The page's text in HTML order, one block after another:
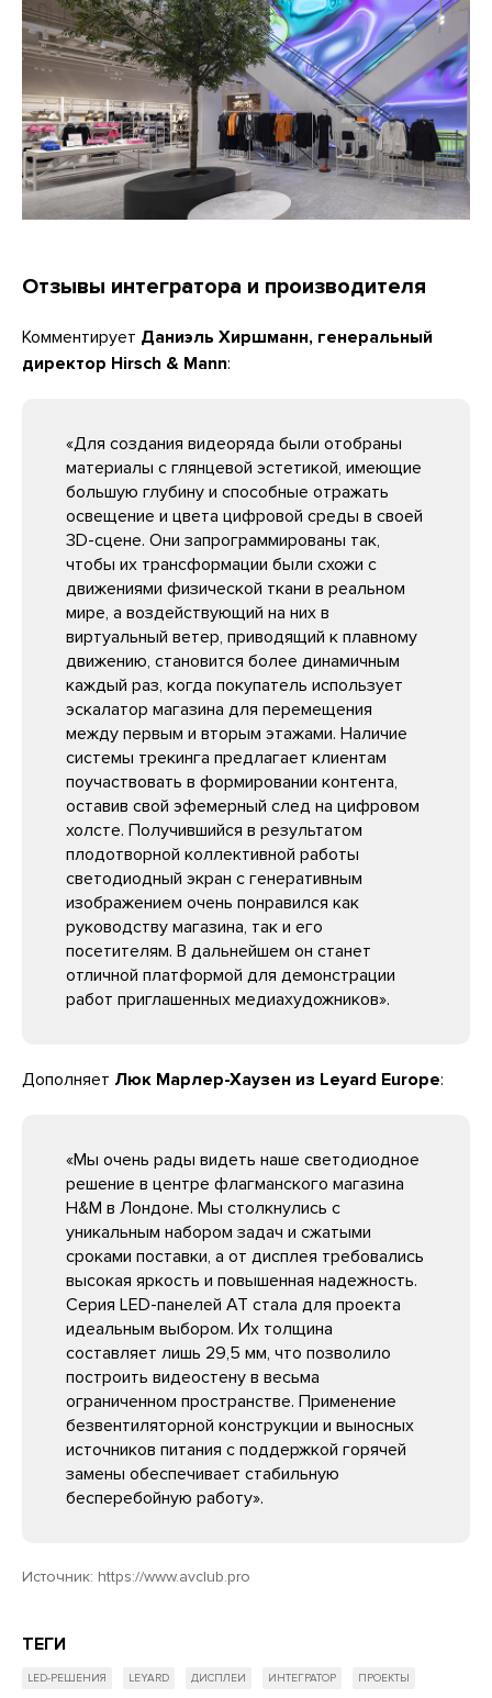
Отзывы интегратора и производителя
Комментирует Даниэль Хиршманн, генеральный
директор Hirsch & Mann:
«Для создания видеоряда были отобраны
материалы с глянцевой эстетикой, имеющие
большую глубину и способные отражать
освещение и цвета цифровой среды в своей
3D-сцене. Они запрограммированы так,
чтобы их трансформации были схожи с
движениями физической ткани в реальном
мире, а воздействующий на них в
виртуальный ветер, приводящий к плавному
движению, становится более динамичным
каждый раз, когда покупатель использует
эскалатор магазина для перемещения
между первым и вторым этажами. Наличие
системы трекинга предлагает клиентам
поучаствовать в формировании контента,
оставив свой эфемерный след на цифровом
холсте. Получившийся в результатом
плодотворной коллективной работы
светодиодный экран с генеративным
изображением очень понравился как
руководству магазина, так и его
посетителям. В дальнейшем он станет
отличной платформой для демонстрации
работ приглашенных медиахудожников».
Дополняет Люк Марлер-Хаузен из Leyard Europe:
«Мы очень рады видеть наше светодиодное
решение в центре флагманского магазина
H&M в Лондоне. Мы столкнулись с
уникальным набором задач и сжатыми
сроками поставки, а от дисплея требовались
высокая яркость и повышенная надежность.
Серия LED-панелей AT стала для проекта
идеальным выбором. Их толщина
составляет лишь 29,5 мм, что позволило
построить видеостену в весьма
ограниченном пространстве. Применение
безвентиляторной конструкции и выносных
источников питания с поддержкой горячей
замены обеспечивает стабильную
бесперебойную работу».
Источник: https://www.avclub.pro
ТЕГИ
LED-РЕШЕНИЯ LEYARD ДИСПЛЕИ ИНТЕГРАТОР ПРОЕКТЫ